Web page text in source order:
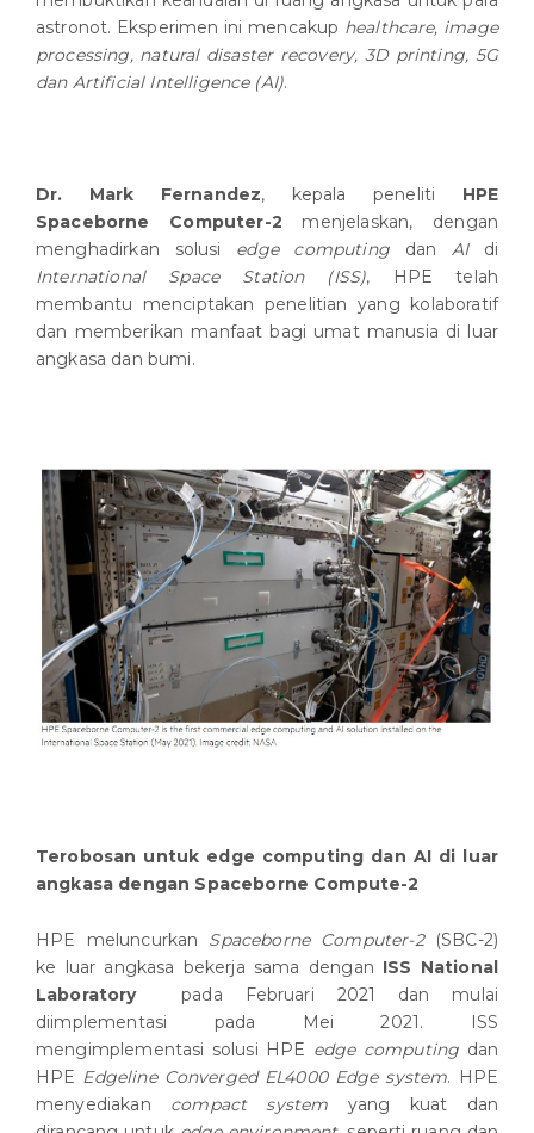
astronot. Eksperimen ini mencakup healthcare, image
processing, natural disaster recovery, 3D printing, 5G
dan Artificial Intelligence (AI).
Dr. Mark Fernandez, kepala peneliti HPE
Spaceborne Computer-2 menjelaskan, dengan
menghadirkan solusi edge computingdan AIdi
International Space Station (ISS), HPE telah
membantu menciptakan penelitian yang kolaboratif
dan memberikan manfaat bagi umat manusia di luar
angkasa dan bumi.
Terobosan untuk edge computing dan AI di luar
angkasa dengan Spaceborne Compute-2
HPE meluncurkan Spaceborne Computer-2(SBC-2)
ke luar angkasa bekerja sama dengan ISS National
Laboratorypada Februari 2021 dan mulai
diimplementasi pada Mei 2021. ISS
mengimplementasi solusi HPE edge computing dan
HPE Edgeline Converged EL4000 Edge system. HPE
menyediakan compact system yang kuat dan